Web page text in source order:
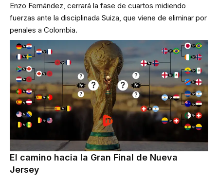
Enzo Fernández, cerrará la fase de cuartos midiendo
fuerzas ante la disciplinada Suiza, que viene de eliminar por
penales a Colombia.
El camino hacia la Gran Final de Nueva
Jersey